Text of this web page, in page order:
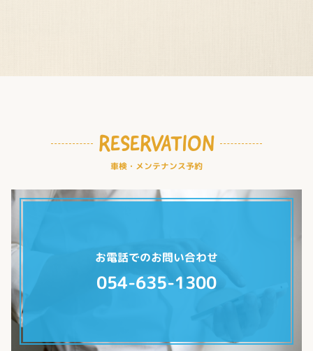
RESERVATION
車検・メンテナンス予約
お電話でのお問い合わせ
054-635-1300